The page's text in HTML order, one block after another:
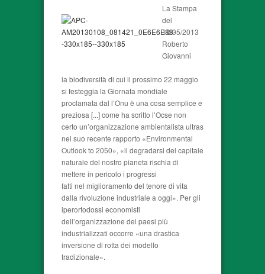
La Stampa
del
12/05/2013
Roberto
Giovanni
la biodiversità di cui il prossimo 22 maggio
si festeggia la Giornata mondiale
proclamata dal l’Onu è una cosa semplice e
preziosa [...] come ha scritto l’Ocse non
certo un’organizzazione ambientalista ultras
nel suo recente rapporto «Environmental
Outlook to 2050», «il degradarsi del capitale
naturale del nostro pianeta rischia di
mettere in pericolo i progressi
fatti nel miglioramento del tenore di vita
dalla rivoluzione industriale a oggi». Per gli
iperortodossi economisti
dell’organizzazione dei paesi più
industrializzati occorre «una drastica
inversione di rotta dei modello
tradizionale».